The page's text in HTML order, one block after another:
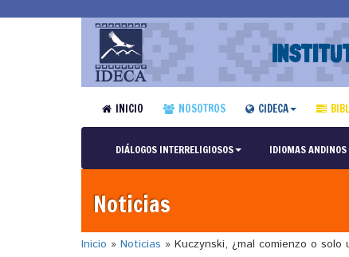
INICIO NOSOTROS CIDECA
DIÁLOGOS INTERRELIGIOSOS IDIOMAS ANDINOS
Noticias
Inicio » Noticias » Kuczynski, ¿mal comienzo o solo